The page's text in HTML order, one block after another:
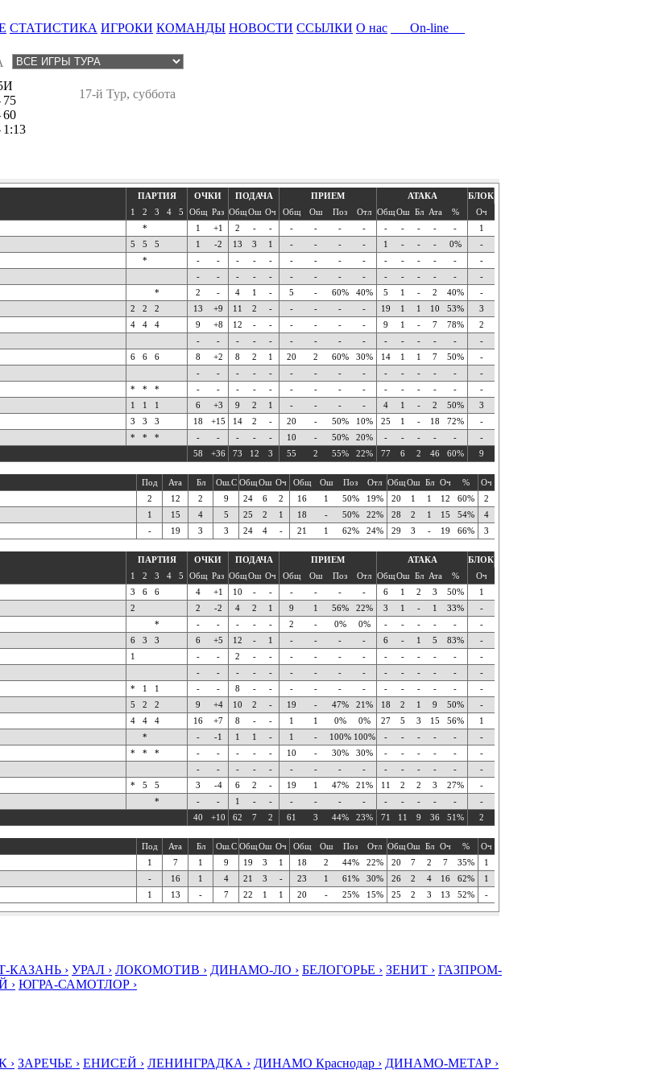
СТАТИСТИКА ИГРОКИ КОМАНДЫ НОВОСТИ ССЫЛКИ О нас
On-line
17-й Тур, суббота
И
75
60
1:13
ПАРТИЯ ОЧКИ ПОДАЧА ПРИЕМ АТАКА
БЛОК
1
2 3 4 5 Общ Раз ОбщОш Оч Общ Ош Поз Отл ОбщОш Бл Ата % Оч
* 1 +1 2 - - - - - - - - - - - 1
5 5 5 1 -2 13 3 1 - - - - 1 - - - 0% -
* - - - - - - - - - - - - - - -
- - - - - - - - - - - - - - -
* 2 - 4 1 - 5 - 60% 40% 5 1 - 2 40% -
2 2 2 13 +9 11 2 - - - - - 19 1 1 10 53% 3
4 4 4 9 +8 12 - - - - - - 9 1 - 7 78% 2
- - - - - - - - - - - - - - -
6 6 6 8 +2 8 2 1 20 2 60% 30% 14 1 1 7 50% -
- - - - - - - - - - - - - - -
* * * - - - - - - - - - - - - - - -
1 1 1 6 +3 9 2 1 - - - - 4 1 - 2 50% 3
3 3 3 18 +15 14 2 - 20 - 50% 10% 25 1 - 18 72% -
* * * - - - - - 10 - 50% 20% - - - - - -
58 +36 73 12 3 55 2 55% 22% 77 6 2 46 60% 9
Под Ата Бл Ош.С ОбщОш Оч Общ Ош Поз Отл ОбщОш Бл Оч % Оч
2 12 2 9 24 6 2 16 1 50% 19% 20 1 1 12 60% 2
1 15 4 5 25 2 1 18 - 50% 22% 28 2 1 15 54% 4
- 19 3 3 24 4 - 21 1 62% 24% 29 3 - 19 66% 3
ПАРТИЯ ОЧКИ ПОДАЧА ПРИЕМ АТАКА
БЛОК
1
2 3 4 5 Общ Раз ОбщОш Оч Общ Ош Поз Отл ОбщОш Бл Ата % Оч
3 6 6 4 +1 10 - - - - - - 6 1 2 3 50% 1
2 2 -2 4 2 1 9 1 56% 22% 3 1 - 1 33% -
* - - - - - 2 - 0% 0% - - - - - -
6 3 3 6 +5 12 - 1 - - - - 6 - 1 5 83% -
1 - - 2 - - - - - - - - - - - -
- - - - - - - - - - - - - - -
* 1 1 - - 8 - - - - - - - - - - - -
5 2 2 9 +4 10 2 - 19 - 47% 21% 18 2 1 9 50% -
4 4 4 16 +7 8 - - 1 1 0% 0% 27 5 3 15 56% 1
* - -1 1 1 - 1 - 100% 100% - - - - - -
* * * - - - - - 10 - 30% 30% - - - - - -
- - - - - - - - - - - - - - -
* 5 5 3 -4 6 2 - 19 1 47% 21% 11 2 2 3 27% -
* - - 1 - - - - - - - - - - - -
40 +10 62 7 2 61 3 44% 23% 71 11 9 36 51% 2
Под Ата Бл Ош.С ОбщОш Оч Общ Ош Поз Отл ОбщОш Бл Оч % Оч
1 7 1 9 19 3 1 18 2 44% 22% 20 7 2 7 35% 1
- 16 1 4 21 3 - 23 1 61% 30% 26 2 4 16 62% 1
1 13 - 7 22 1 1 20 - 25% 15% 25 2 3 13 52% -
КАЗАНЬ › УРАЛ › ЛОКОМОТИВ › ДИНАМО-ЛО › БЕЛОГОРЬЕ › ЗЕНИТ › ГАЗПРОМ-
› ЮГРА-САМОТЛОР ›
› ЗАРЕЧЬЕ › ЕНИСЕЙ › ЛЕНИНГРАДКА › ДИНАМО Краснодар › ДИНАМО-МЕТАР ›